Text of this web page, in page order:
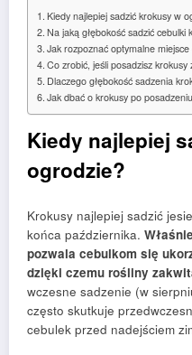
Kiedy najlepiej sadzić krokusy w
Na jaką głębokość sadzić cebulki
Jak rozpoznać optymalne
Co zrobić, jeśli posadzisz krokusy
Dlaczego głębokość sadzenia
Jak dbać o krokusy po
Kiedy najlepiej
ogrodzie?
Krokusy najlepiej sadzić
końca października.
pozwala cebulkom się
dzięki czemu rośliny
wczesne sadzenie (w
często skutkuje
cebulek przed nadejściem